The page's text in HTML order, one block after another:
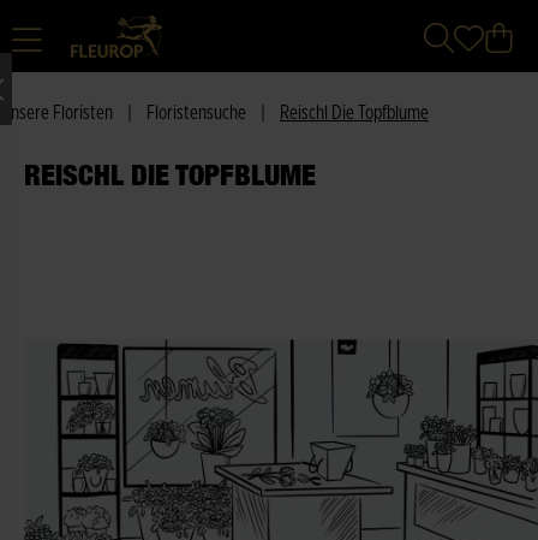
Unsere Floristen Floristensuche Reischl Die Topfblume
REISCHL DIE TOPFBLUME